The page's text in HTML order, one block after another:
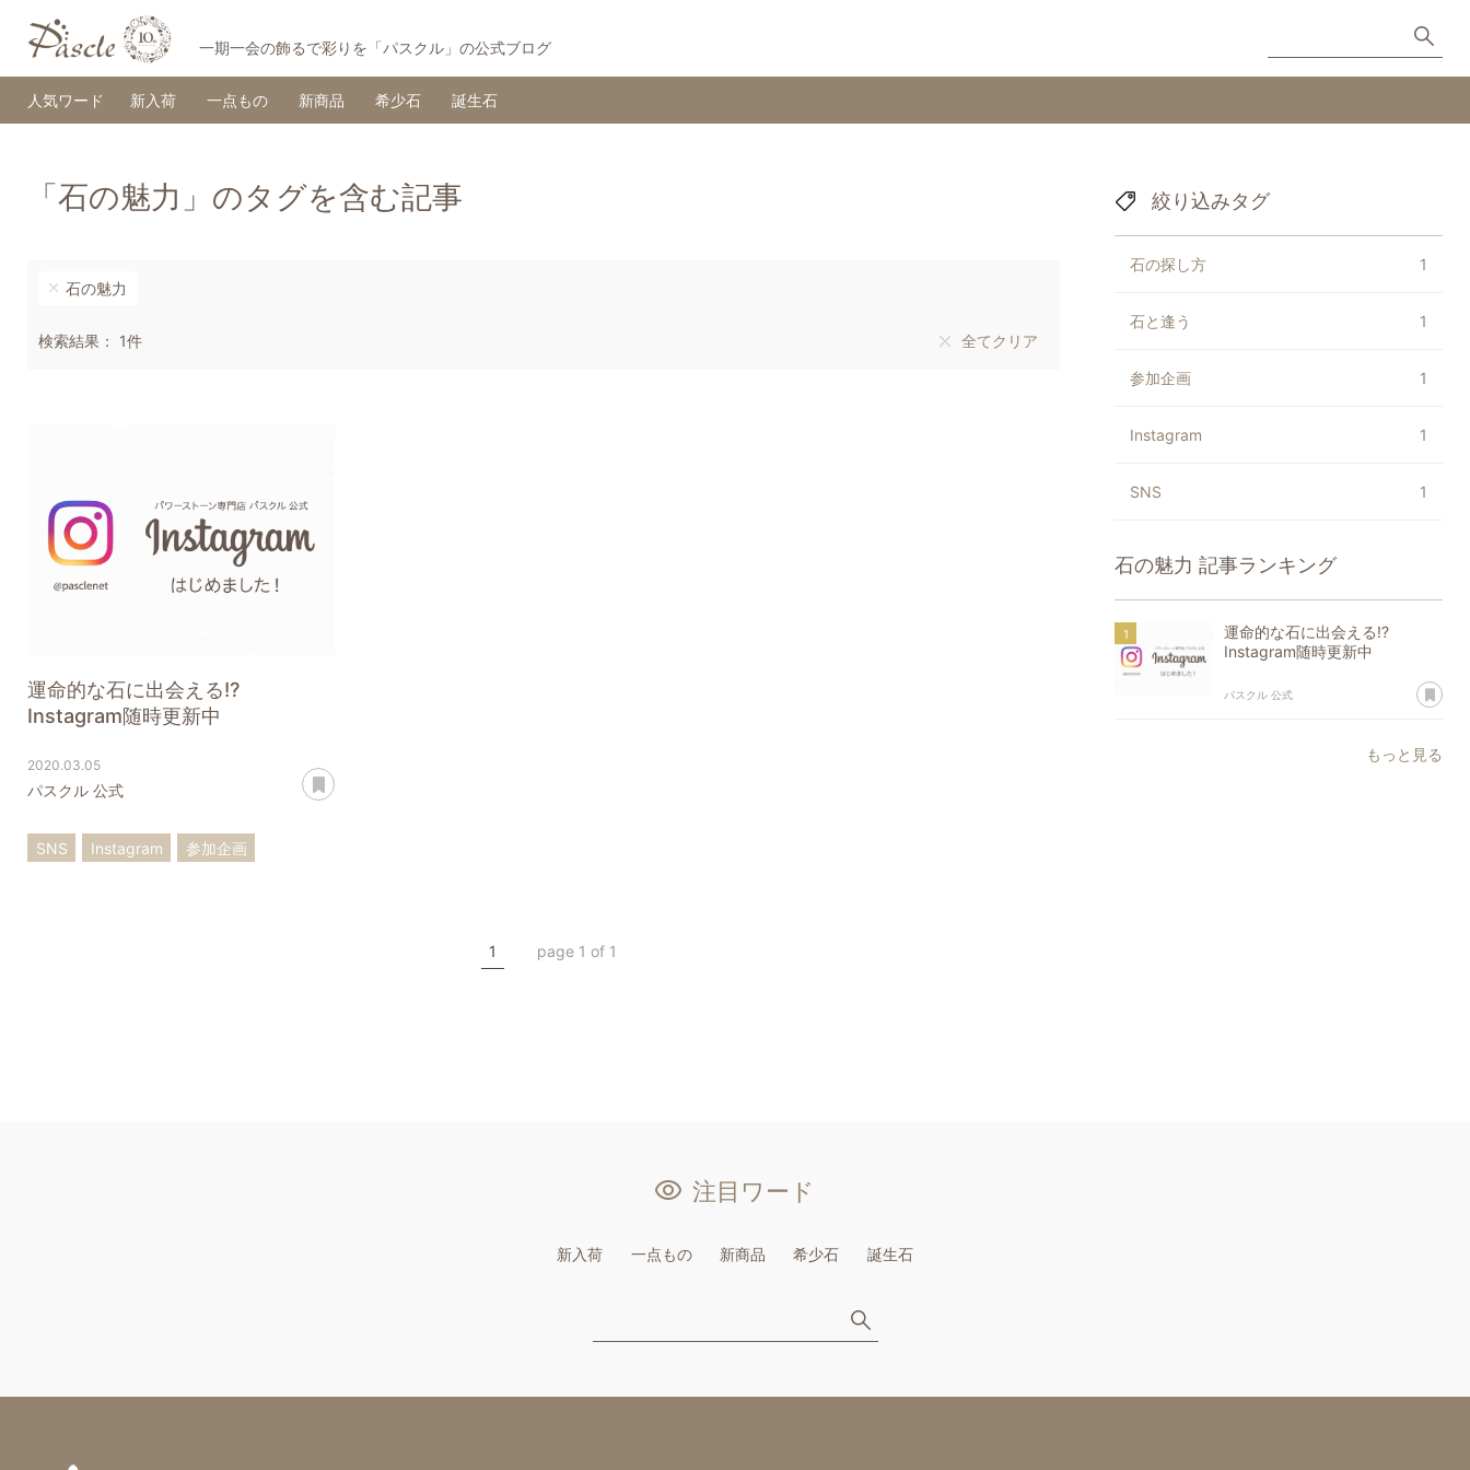
一期一会の飾るで彩りを「パスクル」の公式ブログ
人気ワード 新入荷 一点もの 新商品 希少石 誕生石
「石の魅力」のタグを含む記事
石の魅力
検索結果： 1件 全てクリア
運命的な石に出会える!?
Instagram随時更新中
2020.03.05
パスクル 公式
SNS Instagram
参加企画
1 page 1 of 1
絞り込みタグ
石の探し方 1
石と逢う 1
参加企画 1
Instagram 1
SNS 1
石の魅力 記事ランキング
運命的な石に出会える!?
Instagram随時更新中
パスクル 公式 あ
もっと見る
注目ワード
新入荷 一点もの 新商品 希少石 誕生石